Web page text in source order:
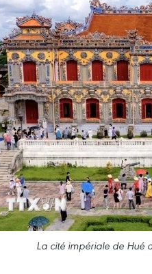
La cité impériale de Hué